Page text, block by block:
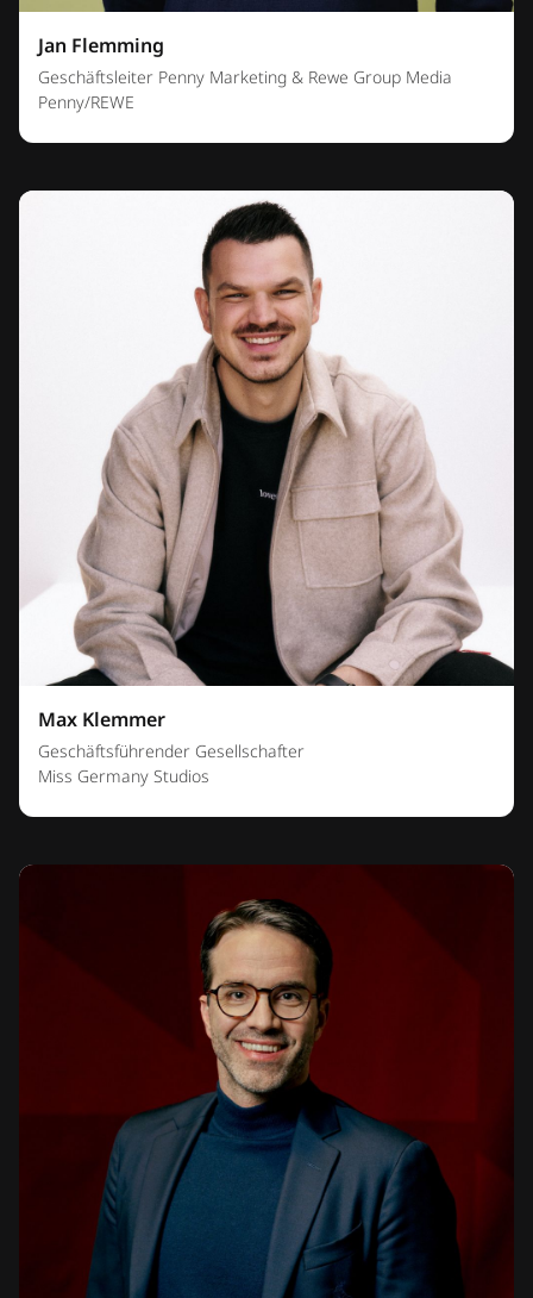
Jan Flemming
Geschäftsleiter Penny Marketing & Rewe Group Media
Penny/REWE
Max Klemmer
Geschäftsführender Gesellschafter
Miss Germany Studios